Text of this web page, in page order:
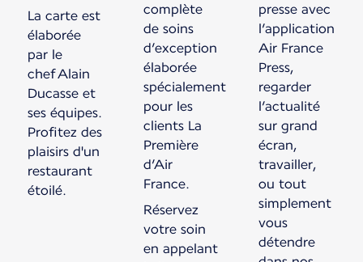
La carte est
élaborée
par le
chef Alain
Ducasse et
ses équipes.
Profitez des
plaisirs d'un
restaurant
étoilé.
complète
de soins
d’exception
élaborée
spécialement
pour les
clients La
Première
d’Air
France.
Réservez
votre soin
en appelant
presse avec
l’application
Air France
Press,
regarder
l’actualité
sur grand
écran,
travailler,
ou tout
simplement
vous
détendre